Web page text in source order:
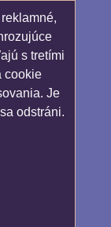
s tretími
cookie
Je
odstráni.